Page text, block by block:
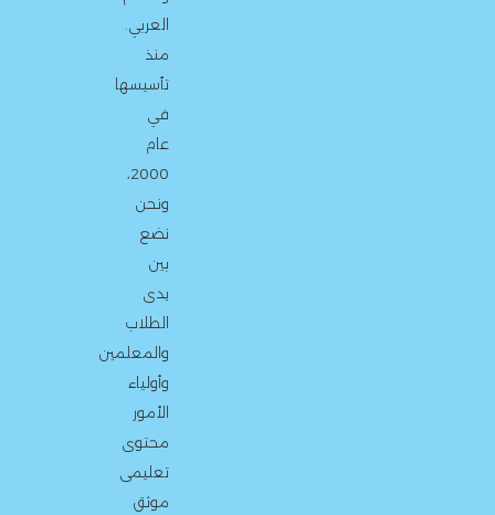
العربي.
منذ
تأسيسها
في
عام
2000،
ونحن
نضع
بين
يدى
الطلاب
والمعلمين
وأولياء
الأمور
محتوى
تعليمى
موثق